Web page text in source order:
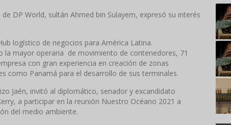
DP World, sultán Ahmed bin Sulayem, expresó su interés
logístico de negocios para América Latina.
la mayor operaria de movimiento de contenedores, 71
con gran experiencia en creación de zonas
como Panamá para el desarrollo de sus terminales.
Jaén, invitó al diplomático, senador y excandidato
a participar en la reunión Nuestro Océano 2021 a
del medio ambiente.